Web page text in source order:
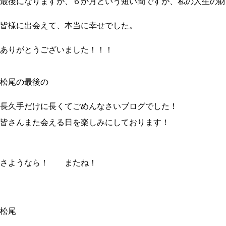
皆様に出会えて、本当に幸せでした。
ありがとうございました！！！
松尾の最後の
長久手だけに長くてごめんなさいブログでした！
皆さんまた会える日を楽しみにしております！
さようなら！ またね！
松尾